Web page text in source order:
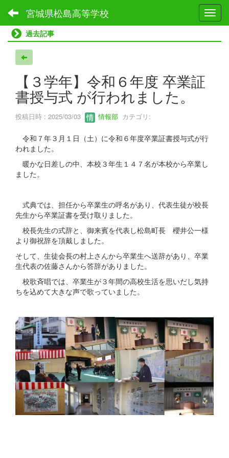
宮城県松島高等学校
過去記事
【３学年】令和６年度 卒業証
書授与式 が行われました。
投稿日時 : 2025/03/03 情報部 カテゴリ:
令和７年３月１日（土）に令和６年度卒業証書授与式が行
われました。
暖かな日差しの中、本校３年生１４７名が本校から卒業し
ました。
式典では、担任から卒業生の呼名があり、代表生徒が校長
先生から卒業証書を受け取りました。
校長先生の式辞と、御来賓を代表し松島町長 櫻井公一様
より御祝辞を頂戴しました。
そして、生徒会長の村上さんから卒業生へ送辞があり、卒業
生代表の佐藤さんから答辞がありました。
校歌斉唱では、卒業生が３年間の高校生活を思いだし気持
ちを込めて大きな声で歌っていました。